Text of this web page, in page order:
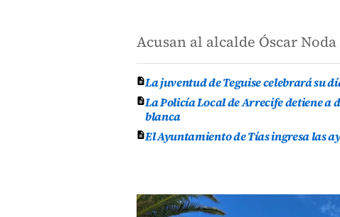
Acusan al alcalde Óscar
La juventud de Teguise celebrará su
La Policía Local de Arrecife detiene a
blanca
El Ayuntamiento de Tías ingresa las